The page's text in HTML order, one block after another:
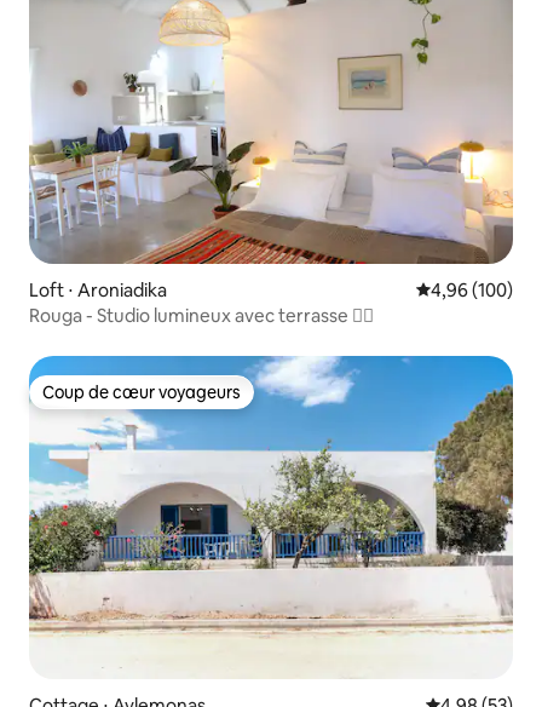
Loft ⋅ Aroniadika Évaluation
4,96 (100)
Rouga - Studio lumineux avec terrasse 🏳️‍🌈
Coup de cœur voyageurs
Coup de cœur voyageurs